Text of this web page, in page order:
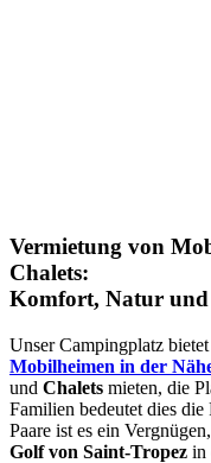
Vermietung von
Chalets:
Komfort, Natur
Unser Campingplatz
Mobilheimen in der
und Chalets mieten, die
Familien bedeutet dies
Paare ist es ein
Golf von Saint-Tropez in